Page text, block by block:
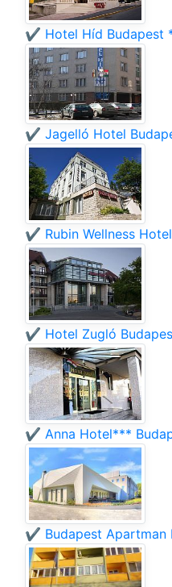
✔️ Hotel Híd Budapest
✔️ Jagelló Hotel
✔️ Rubin Wellness
✔️ Hotel Zugló
✔️ Anna Hotel***
✔️ Budapest Apartman